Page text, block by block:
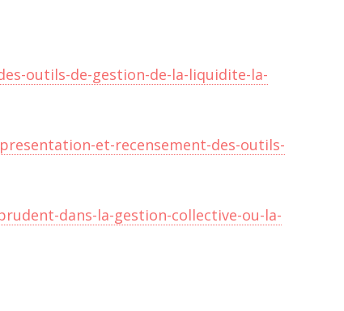
outils-de-gestion-de-la-liquidite-la-
et-recensement-des-outils-
dans-la-gestion-collective-ou-la-